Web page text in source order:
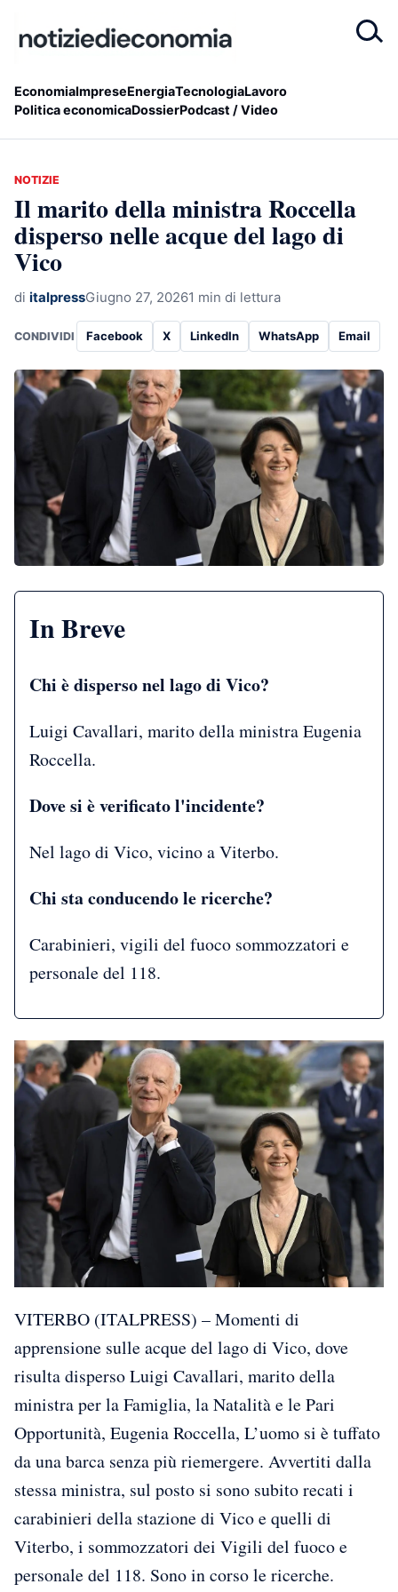
EconomiaImpreseEnergiaTecnologiaLavoro
Politica economicaDossierPodcast / Video
NOTIZIE
Il marito della ministra Roccella
disperso nelle acque del lago di
Vico
di italpressGiugno 27, 20261 min di lettura
CONDIVIDI Facebook X LinkedIn WhatsApp Email
In Breve
Chi è disperso nel lago di Vico?
Luigi Cavallari, marito della ministra Eugenia
Roccella.
Dove si è verificato l'incidente?
Nel lago di Vico, vicino a Viterbo.
Chi sta conducendo le ricerche?
Carabinieri, vigili del fuoco sommozzatori e
personale del 118.
VITERBO (ITALPRESS) – Momenti di
apprensione sulle acque del lago di Vico, dove
risulta disperso Luigi Cavallari, marito della
ministra per la Famiglia, la Natalità e le Pari
Opportunità, Eugenia Roccella, L’uomo si è tuffato
da una barca senza più riemergere. Avvertiti dalla
stessa ministra, sul posto si sono subito recati i
carabinieri della stazione di Vico e quelli di
Viterbo, i sommozzatori dei Vigili del fuoco e
personale del 118. Sono in corso le ricerche.